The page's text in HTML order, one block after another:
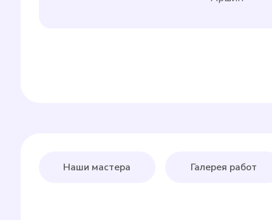
Наши мастера Галерея работ